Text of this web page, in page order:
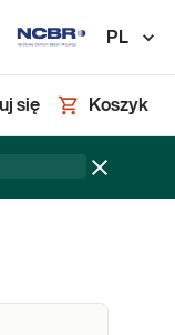
PL
się Koszyk